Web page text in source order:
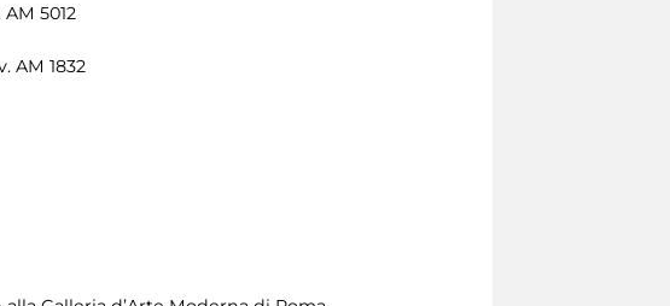
5012
AM 1832